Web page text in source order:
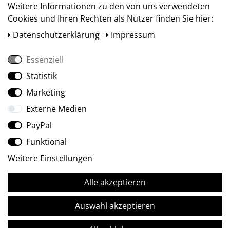
Social Media
Ⓒ2009-2026 ARTland GmbH • Alle Rechte vorbehalten.
Weitere Informationen zu den von uns verwendeten
Cookies und Ihren Rechten als Nutzer finden Sie hier:
Daten­schutz­erklärung
Impressum
Essenziell
Statistik
Marketing
Externe Medien
PayPal
Funktional
Weitere Einstellungen
Alle akzeptieren
Auswahl akzeptieren